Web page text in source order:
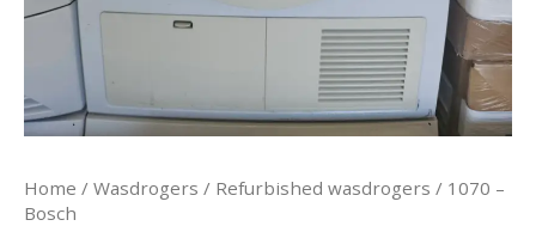
Home / Wasdrogers / Refurbished wasdrogers / 1070 –
Bosch